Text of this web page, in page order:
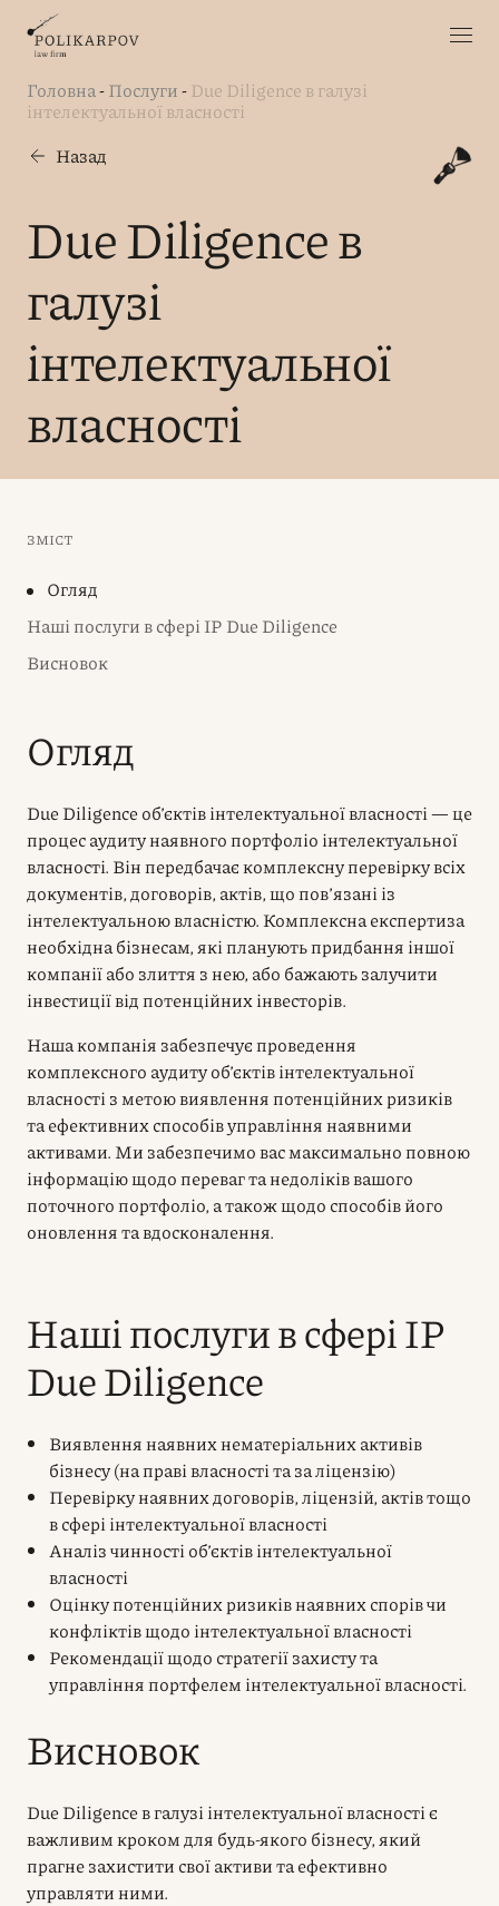
Назад
Головна-Послуги-Due Diligence в галузі
інтелектуальної власності
Due Diligence в
галузі
інтелектуальної
власності
ЗМІСТ
Огляд
Наші послуги в сфері IP Due Diligence
Висновок
Огляд
Due Diligence об’єктів інтелектуальної власності — це
процес аудиту наявного портфоліо інтелектуальної
власності. Він передбачає комплексну перевірку всіх
документів, договорів, актів, що пов’язані із
інтелектуальною власністю. Комплексна експертиза
необхідна бізнесам, які планують придбання іншої
компанії або злиття з нею, або бажають залучити
інвестиції від потенційних інвесторів.
Наша компанія забезпечує проведення
комплексного аудиту об’єктів інтелектуальної
власності з метою виявлення потенційних ризиків
та ефективних способів управління наявними
активами. Ми забезпечимо вас максимально повною
інформацію щодо переваг та недоліків вашого
поточного портфоліо, а також щодо способів його
оновлення та вдосконалення.
Наші послуги в сфері IP
Due Diligence
Виявлення наявних нематеріальних активів
бізнесу (на праві власності та за ліцензію)
Перевірку наявних договорів, ліцензій, актів тощо
в сфері інтелектуальної власності
Аналіз чинності об’єктів інтелектуальної
власності
Оцінку потенційних ризиків наявних спорів чи
конфліктів щодо інтелектуальної власності
Рекомендації щодо стратегії захисту та
управління портфелем інтелектуальної власності.
Висновок
Due Diligence в галузі інтелектуальної власності є
важливим кроком для будь-якого бізнесу, який
прагне захистити свої активи та ефективно
управляти ними.